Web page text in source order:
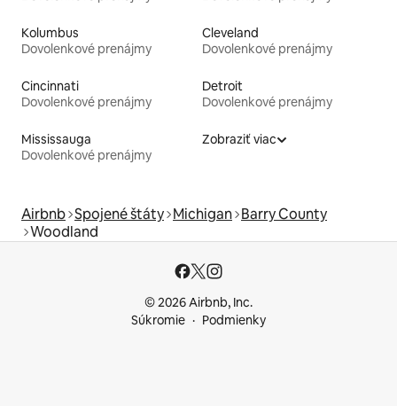
Kolumbus
Dovolenkové prenájmy
Cleveland
Dovolenkové prenájmy
Cincinnati
Dovolenkové prenájmy
Detroit
Dovolenkové prenájmy
Mississauga
Dovolenkové prenájmy
Zobraziť viac
Airbnb Spojené štáty Michigan Barry County
Woodland
© 2026 Airbnb, Inc.
Súkromie
Podmienky